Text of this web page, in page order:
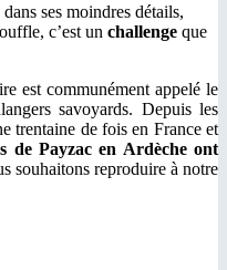
ses moindres détails,
c’est un challenge que
est communément appelé le
savoyards. Depuis les
trentaine de fois en France et
de Payzac en Ardèche ont
souhaitons reproduire à notre